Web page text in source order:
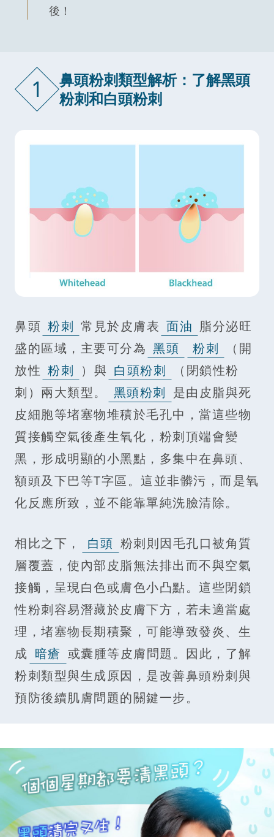
後！
1
鼻頭粉刺類型解析：了解黑頭
粉刺和白頭粉刺
鼻頭 粉刺 常見於皮膚表 面油 脂分泌旺
盛的區域，主要可分為 黑頭 粉刺
（開
放性 粉刺 ）與 白頭粉刺
（閉鎖性粉
刺）兩大類型。
黑頭粉刺 是由皮脂與死
皮細胞等堵塞物堆積於毛孔中，當這些物
質接觸空氣後產生氧化，粉刺頂端會變
黑，形成明顯的小黑點，多集中在鼻頭、
額頭及下巴等T字區。這並非髒污，而是氧
化反應所致，並不能靠單純洗臉清除。
相比之下， 白頭 粉刺則因毛孔口被角質
層覆蓋，使內部皮脂無法排出而不與空氣
接觸，呈現白色或膚色小凸點。這些閉鎖
性粉刺容易潛藏於皮膚下方，若未適當處
理，堵塞物長期積聚，可能導致發炎、生
成 暗瘡 或囊腫等皮膚問題。因此，了解
粉刺類型與生成原因，是改善鼻頭粉刺與
預防後續肌膚問題的關鍵一步。